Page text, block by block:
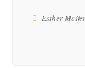
Esther Meijer